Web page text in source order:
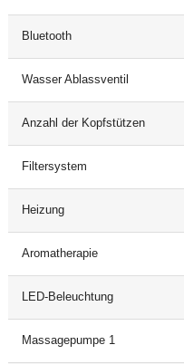
Bluetooth
Wasser Ablassventil
Anzahl der Kopfstützen
Filtersystem
Heizung
Aromatherapie
LED-Beleuchtung
Massagepumpe 1